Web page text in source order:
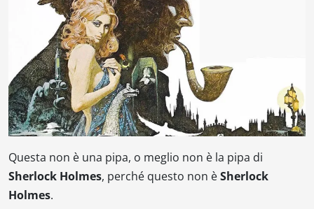
Questa non è una pipa, o meglio non è la pipa di
Sherlock Holmes, perché questo non èSherlock
Holmes.